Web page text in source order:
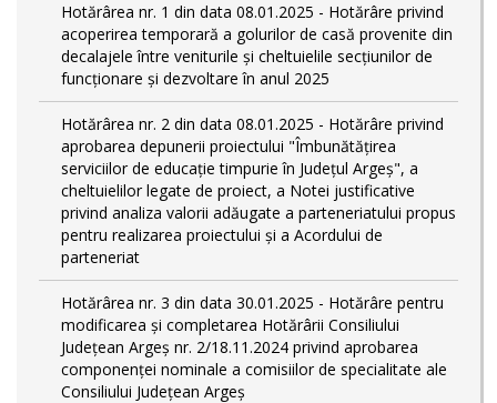
Hotărârea nr. 1 din data 08.01.2025 - Hotărâre privind
acoperirea temporară a golurilor de casă provenite din
decalajele între veniturile și cheltuielile secțiunilor de
funcționare și dezvoltare în anul 2025
Hotărârea nr. 2 din data 08.01.2025 - Hotărâre privind
aprobarea depunerii proiectului "Îmbunătățirea
serviciilor de educație timpurie în Județul Argeș", a
cheltuielilor legate de proiect, a Notei justificative
privind analiza valorii adăugate a parteneriatului propus
pentru realizarea proiectului și a Acordului de
parteneriat
Hotărârea nr. 3 din data 30.01.2025 - Hotărâre pentru
modificarea și completarea Hotărârii Consiliului
Județean Argeș nr. 2/18.11.2024 privind aprobarea
componenței nominale a comisiilor de specialitate ale
Consiliului Județean Argeș